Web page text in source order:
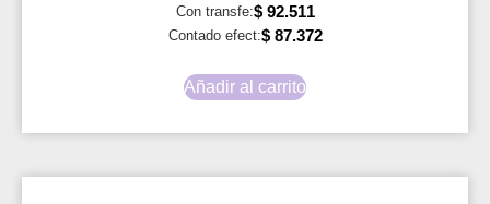
Con transfe:$92.511
Contado efect:$87.372
Añadir al carrito